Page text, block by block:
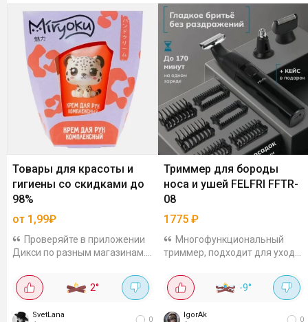
Товары для красоты и
гигиены со скидками до
98%
от 1,99₽
Проверяйте в приложении
Дикси по разным магазинам.
отличаться. Это не все скидки,
просто пример. У вас может
разделе...
2°
SvetLana
0
Триммер для бороды
носа и ушей FELFRI FFTR-
08
1775 ₽
Многофункциональный
триммер, подходит для ухода
в носу. Лезвие плавающее, 9
сменных насадок, степень
промывать...
-9°
IgorAk
0